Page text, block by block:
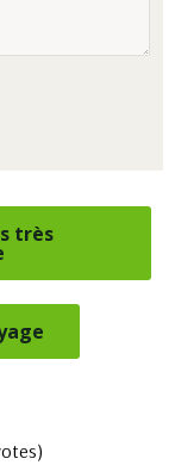
très